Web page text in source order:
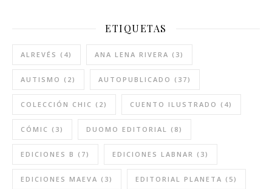
ETIQUETAS
ALREVÉS (4) ANA LENA RIVERA (3)
AUTISMO (2) AUTOPUBLICADO (37)
COLECCIÓN CHIC (2) CUENTO ILUSTRADO (4)
CÓMIC (3) DUOMO EDITORIAL (8)
EDICIONES B (7) EDICIONES LABNAR (3)
EDICIONES MAEVA (3) EDITORIAL PLANETA (5)